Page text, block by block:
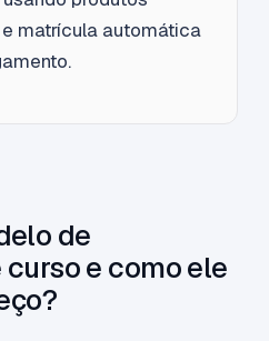
matrícula automática
de
e como ele